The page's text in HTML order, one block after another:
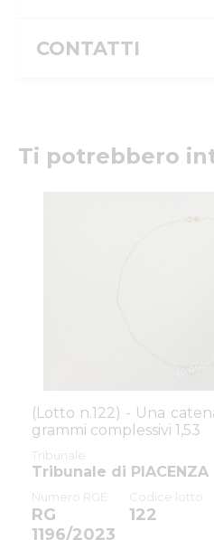
CONTATTI
Custode
Ti potrebbero
(Lotto n.122) - Una
grammi complessivi 1,53
Tribunale
Tribunale di PIACENZA
Numero RGE
RG
1196/2023
Codice lotto
122